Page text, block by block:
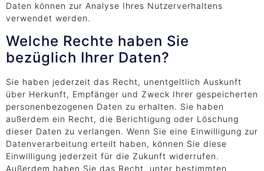
Daten können zur Analyse Ihres Nutzerverhaltens
verwendet werden.
Welche Rechte haben Sie
bezüglich Ihrer Daten?
Sie haben jederzeit das Recht, unentgeltlich Auskunft
über Herkunft, Empfänger und Zweck Ihrer gespeicherten
personenbezogenen Daten zu erhalten. Sie haben
außerdem ein Recht, die Berichtigung oder Löschung
dieser Daten zu verlangen. Wenn Sie eine Einwilligung zur
Datenverarbeitung erteilt haben, können Sie diese
Einwilligung jederzeit für die Zukunft widerrufen.
Außerdem haben Sie das Recht, unter bestimmten